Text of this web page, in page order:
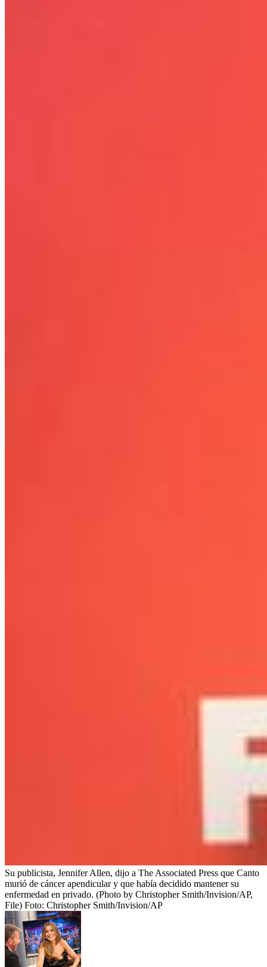
Su publicista, Jennifer Allen, dijo a The Associated Press que Canto
murió de cáncer apendicular y que había decidido mantener su
enfermedad en privado. (Photo by Christopher Smith/Invision/AP,
File) Foto: Christopher Smith/Invision/AP